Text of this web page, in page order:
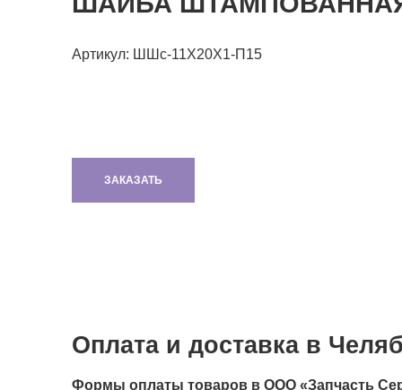
Артикул: ШШс-11Х20Х1-П15
ЗАКАЗАТЬ
Оплата и доставка в
Формы оплаты товаров в ООО «Запчасть